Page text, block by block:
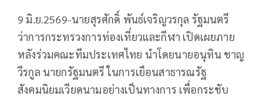
9 มิ.ย.2569-นายสุรศักดิ์ พันธ์เจริญวรกุล รัฐมนตรี
ว่าการกระทรวงการท่องเที่ยวและกีฬา เปิดเผยภาย
หลังร่วมคณะทีมประเทศไทย นำโดยนายอนุทิน ชาญ
วีรกูล นายกรัฐมนตรี ในการเยือนสาธารณรัฐ
สังคมนิยมเวียดนามอย่างเป็นทางการ เพื่อกระชับ